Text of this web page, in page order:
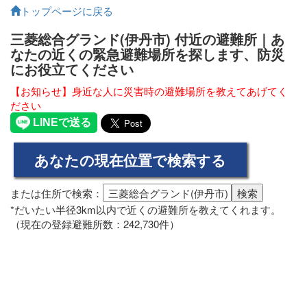
トップページに戻る
三菱総合グランド(伊丹市) 付近の避難所｜あ
なたの近くの緊急避難場所を探します、防災
にお役立てください
【お知らせ】身近な人に災害時の避難場所を教えてあげてく
ださい
または住所で検索：
*だいたい半径3km以内で近くの避難所を教えてくれます。
（現在の登録避難所数：242,730件）